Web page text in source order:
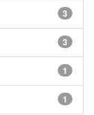
3
3
1
1